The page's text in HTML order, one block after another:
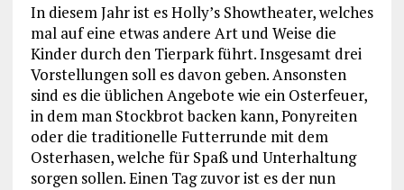
In diesem Jahr ist es Holly’s Showtheater, welches
mal auf eine etwas andere Art und Weise die
Kinder durch den Tierpark führt. Insgesamt drei
Vorstellungen soll es davon geben. Ansonsten
sind es die üblichen Angebote wie ein Osterfeuer,
in dem man Stockbrot backen kann, Ponyreiten
oder die traditionelle Futterrunde mit dem
Osterhasen, welche für Spaß und Unterhaltung
sorgen sollen. Einen Tag zuvor ist es der nun